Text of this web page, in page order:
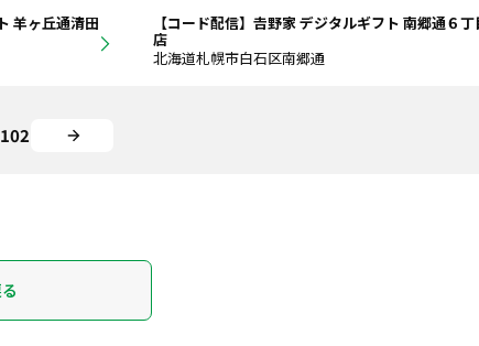
羊ヶ丘通清田 【コード配信】𠮷野家 デジタルギフト 南郷通６丁
店
北海道札幌市白石区南郷通
102